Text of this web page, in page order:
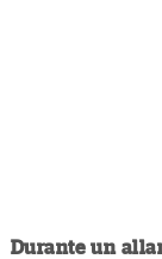
Durante un